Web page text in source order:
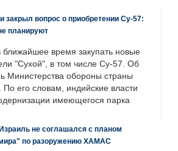
закрыл вопрос о приобретении Су-57:
планируют
время закупать новые
"Сухой", в том числе Су-57. Об
Министерства обороны страны
его словам, индийские власти
имеющегося парка
не соглашался с планом
по разоружению ХАМАС